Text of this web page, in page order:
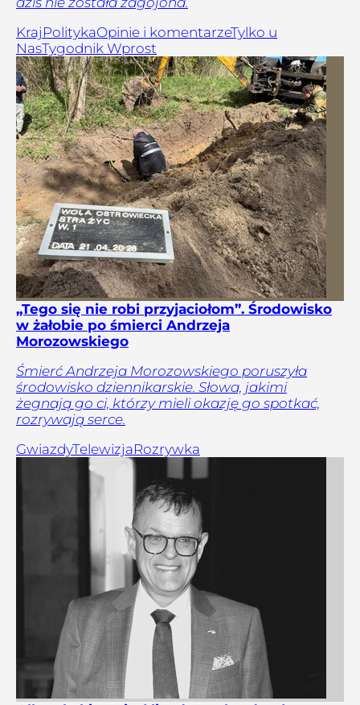
Kraj PolitykaOpinie i komentarzeTylko u
NasTygodnik Wprost
„Tego się nie robi przyjaciołom”. Środowisko
w żałobie po śmierci Andrzeja
Morozowskiego
Śmierć Andrzeja Morozowskiego poruszyła
środowisko dziennikarskie. Słowa, jakimi
żegnają go ci, którzy mieli okazję go spotkać,
rozrywają serce.
GwiazdyTelewizjaRozrywka